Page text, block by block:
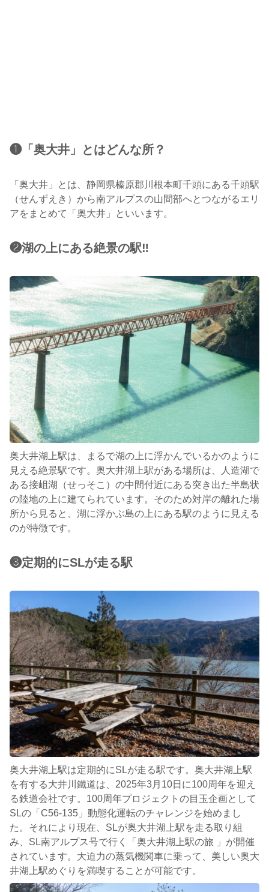
❶「奥大井」とはどんな所？
「奥大井」とは、静岡県榛原郡川根本町千頭にある千頭駅
（せんずえき）から南アルプスの山間部へとつながるエリ
アをまとめて「奥大井」といいます。
❷湖の上にある絶景の駅‼︎
奥大井湖上駅は、まるで湖の上に浮かんでいるかのように
見える絶景駅です。 奥大井湖上駅がある場所は、人造湖で
ある接岨湖（せっそこ）の中間付近にある突き出た半島状
の陸地の上に建てられています。そのため対岸の離れた場
所から見ると、湖に浮かぶ島の上にある駅のように見える
のが特徴です。
❸定期的にSLが走る駅
奥大井湖上駅は定期的にSLが走る駅です。奥大井湖上駅
を有する大井川鐵道は、2025年3月10日に100周年を迎え
る鉄道会社です。100周年プロジェクトの目玉企画として
SLの「C56-135」動態化運転のチャレンジを始めまし
た。それにより現在、SLが奥大井湖上駅を走る取り組
み、SL南アルプス号で行く「奥大井湖上駅の旅 」が開催
されています。大迫力の蒸気機関車に乗って、美しい奥大
井湖上駅めぐりを満喫することが可能です。